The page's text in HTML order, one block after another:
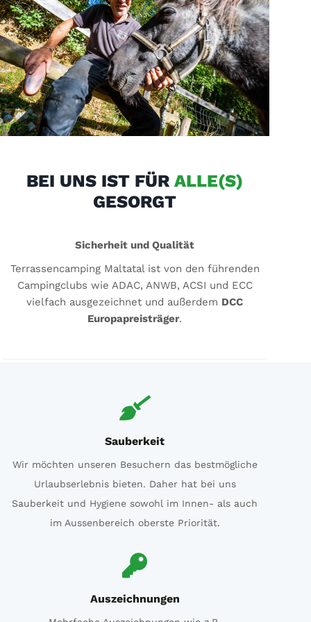
BEI UNS IST FÜR ALLE(S)
GESORGT
Sicherheit und Qualität
Terrassencamping Maltatal ist von den führenden
Campingclubs wie ADAC, ANWB, ACSI und ECC
vielfach ausgezeichnet und außerdem DCC
Europapreisträger.
Sauberkeit
Wir möchten unseren Besuchern das bestmögliche
Urlaubserlebnis bieten. Daher hat bei uns
Sauberkeit und Hygiene sowohl im Innen- als auch
im Aussenbereich oberste Priorität.
Auszeichnungen